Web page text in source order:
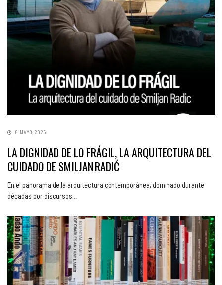
6 MAYO, 2026
LA DIGNIDAD DE LO FRÁGIL, LA ARQUITECTURA DEL
CUIDADO DE SMILJAN RADIĆ
En el panorama de la arquitectura contemporánea, dominado durante
décadas por discursos…